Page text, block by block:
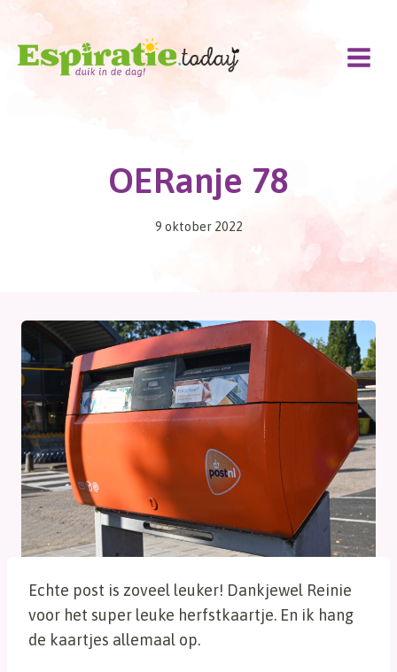
Doorgaan
inhoud
OERanje 78
9 oktober 2022
Echte post is zoveel leuker! Dankjewel Reinie
voor het super leuke herfstkaartje. En ik hang
de kaartjes allemaal op.